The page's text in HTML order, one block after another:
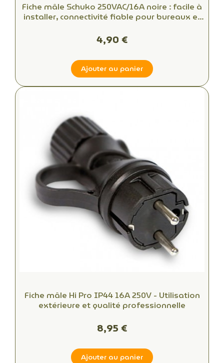
Fiche mâle Schuko 250VAC/16A noire : facile à
installer, connectivité fiable pour bureaux et
4,90 €
Ajouter au panier
Fiche mâle Hi Pro IP44 16A 250V - Utilisation
extérieure et qualité professionnelle
8,95 €
Ajouter au panier